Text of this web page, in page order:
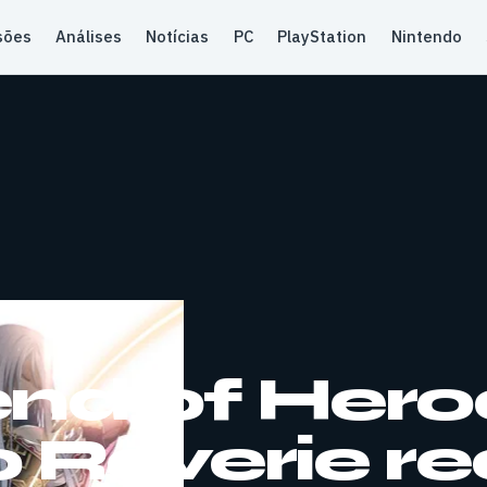
Análises Notícias PC PlayStation Nintendo
of
Reverie